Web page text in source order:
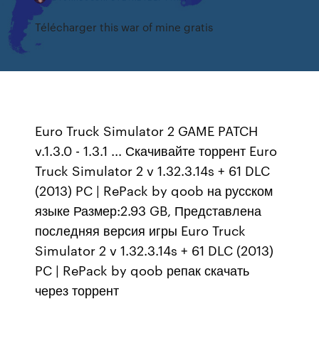
Télécharger this war of mine gratis
Euro Truck Simulator 2 GAME PATCH
v.1.3.0 - 1.3.1 ... Скачивайте торрент Euro
Truck Simulator 2 v 1.32.3.14s + 61 DLC
(2013) PC | RePack by qoob на русском
языке Размер:2.93 GB, Представлена
последняя версия игры Euro Truck
Simulator 2 v 1.32.3.14s + 61 DLC (2013)
PC | RePack by qoob репак скачать
через торрент